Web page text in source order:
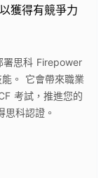
獲得有競爭力
署思科 Firepower
。 它會帶來職業
考試，推進您的
科認證。